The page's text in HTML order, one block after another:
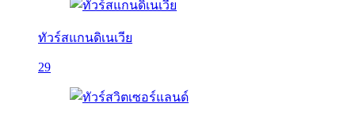
ทัวร์สแกนดิเนเวีย
29